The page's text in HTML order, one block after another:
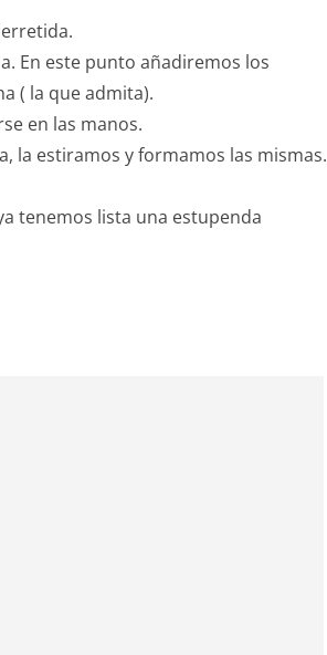
En este punto añadiremos los
( la que admita).
en las manos.
la estiramos y formamos las mismas.
tenemos lista una estupenda